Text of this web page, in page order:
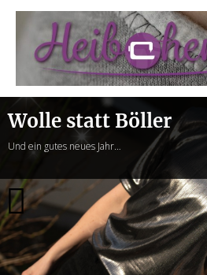
Heibchenweise
Wolle statt Böller
Und ein gutes neues Jahr…